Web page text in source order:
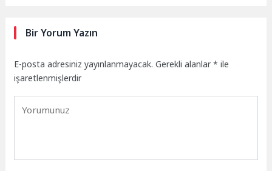
Bir Yorum Yazın
E-posta adresiniz yayınlanmayacak. Gerekli alanlar* ile
işaretlenmişlerdir